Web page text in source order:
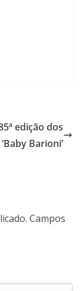
edição dos
Barioni’
Campos